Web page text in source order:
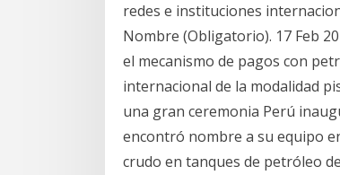
redes e instituciones
Nombre (Obligatorio). 17 Feb
el mecanismo de pagos con
internacional de la modalidad
una gran ceremonia Perú
encontró nombre a su equipo
crudo en tanques de petróleo